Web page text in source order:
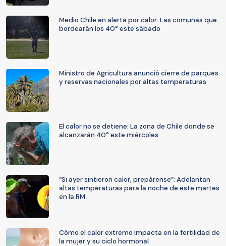
Medio Chile en alerta por calor: Las comunas que
bordearán los 40° este sábado
Ministro de Agricultura anunció cierre de parques
y reservas nacionales por altas temperaturas
El calor no se detiene: La zona de Chile donde se
alcanzarán 40° este miércoles
“Si ayer sintieron calor, prepárense”: Adelantan
altas temperaturas para la noche de este martes
en la RM
Cómo el calor extremo impacta en la fertilidad de
la mujer y su ciclo hormonal